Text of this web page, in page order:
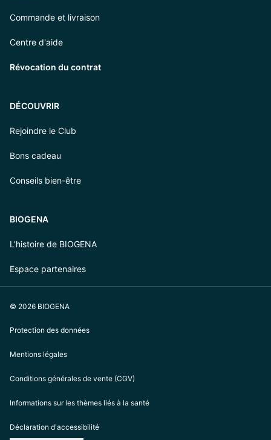
Commande et livraison
Centre d'aide
Révocation du contrat
DÉCOUVRIR
Rejoindre le Club
Bons cadeau
Conseils bien-être
BIOGENA
L’histoire de BIOGENA
Espace partenaires
© 2026 BIOGENA
Protection des données
Mentions légales
Conditions générales de vente (CGV)
Informations sur les thèmes liés à la santé
Déclaration d'accessibilité